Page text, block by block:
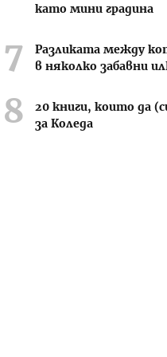
като мини градина
Разликата между
в няколко забавни
20 книги, които да
за Коледа